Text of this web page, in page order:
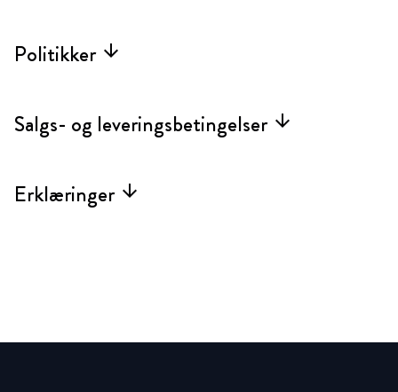
Politikker arrow_forward
Salgs- og leveringsbetingelser arrow_forward
Erklæringer arrow_forward